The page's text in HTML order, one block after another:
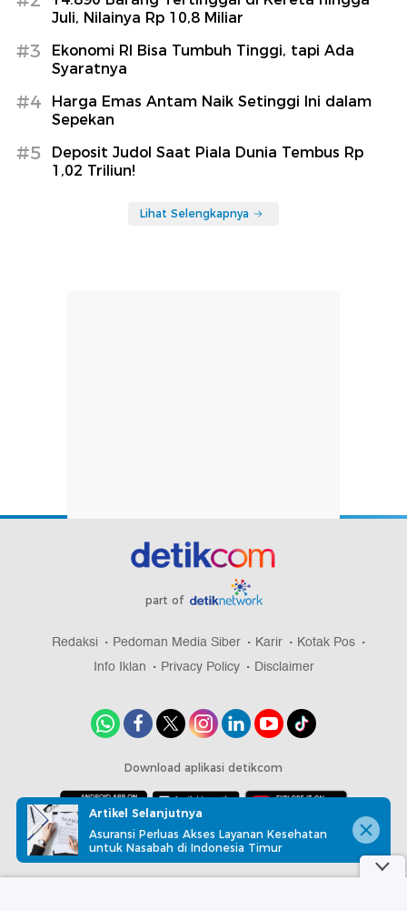
Juli, Nilainya Rp 10,8 Miliar
#3
Ekonomi RI Bisa Tumbuh Tinggi, tapi Ada
Syaratnya
#4
Harga Emas Antam Naik Setinggi Ini dalam
Sepekan
#5
Deposit Judol Saat Piala Dunia Tembus Rp
1,02 Triliun!
Lihat Selengkapnya
part of
Redaksi Pedoman Media Siber Karir
Kotak Pos
Info Iklan
Privacy Policy Disclaimer
Download aplikasi detikcom
Copyright @ 2026 detikcom, All right reserved
Artikel Selanjutnya
Asuransi Perluas Akses Layanan Kesehatan
untuk Nasabah di Indonesia Timur